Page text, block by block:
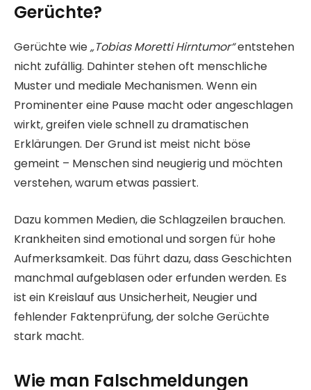
Gerüchte?
Gerüchte wie„Tobias Moretti Hirntumor“entstehen
nicht zufällig. Dahinter stehen oft menschliche
Muster und mediale Mechanismen. Wenn ein
Prominenter eine Pause macht oder angeschlagen
wirkt, greifen viele schnell zu dramatischen
Erklärungen. Der Grund ist meist nicht böse
gemeint – Menschen sind neugierig und möchten
verstehen, warum etwas passiert.
Dazu kommen Medien, die Schlagzeilen brauchen.
Krankheiten sind emotional und sorgen für hohe
Aufmerksamkeit. Das führt dazu, dass Geschichten
manchmal aufgeblasen oder erfunden werden. Es
ist ein Kreislauf aus Unsicherheit, Neugier und
fehlender Faktenprüfung, der solche Gerüchte
stark macht.
Wie man Falschmeldungen